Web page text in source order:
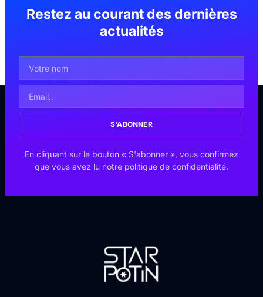
Restez au courant des dernières
actualités
S'ABONNER
En cliquant sur le bouton « S'abonner », vous confirmez
que vous avez lu notre politique de confidentialité.